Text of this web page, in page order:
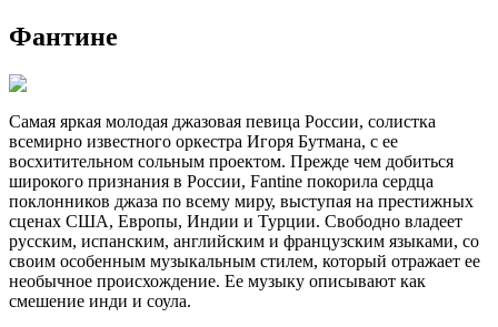
Фантине
Cамая яркая молодая джазовая певица России, солистка
всемирно известного оркестра Игоря Бутмана, с ее
восхитительном сольным проектом. Прежде чем добиться
широкого признания в России, Fantine покорила сердца
поклонников джаза по всему миру, выступая на престижных
сценах США, Европы, Индии и Турции. Свободно владеет
русским, испанским, английским и французским языками, со
своим особенным музыкальным стилем, который отражает ее
необычное происхождение. Ее музыку описывают как
смешение инди и соула.